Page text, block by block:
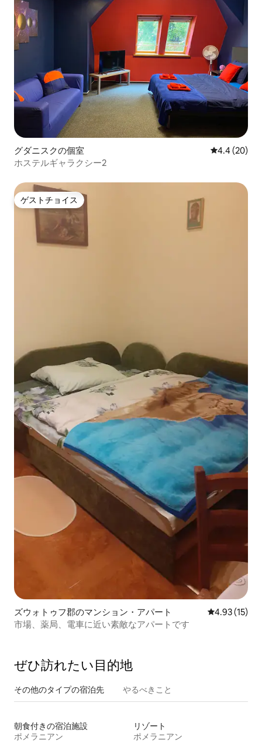
グダニスクの個室 レビュー20
4.4 (20)
ホステルギャラクシー2
ゲストチョイス
ゲストチョイス
ズウォトゥフ郡のマンション・アパート レビュー15
4.93 (15)
市場、薬局、電車に近い素敵なアパートです
ぜひ訪⁠れ⁠た⁠い目⁠的⁠地
その他のタ⁠イ⁠プ⁠の宿⁠泊⁠先 やるべきこと
朝食付きの宿泊施設
ポメラニアン
リゾート
ポメラニアン